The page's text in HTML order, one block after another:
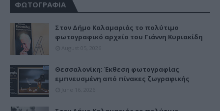
ΦΩΤΟΓΡΑΦΙΑ
Στον Δήμο Καλαμαριάς το πολύτιμο
φωτογραφικό αρχείο του Γιάννη Κυριακίδη
Θεσσαλονίκη: Έκθεση φωτογραφίας
εμπνευσμένη από πίνακες ζωγραφικής